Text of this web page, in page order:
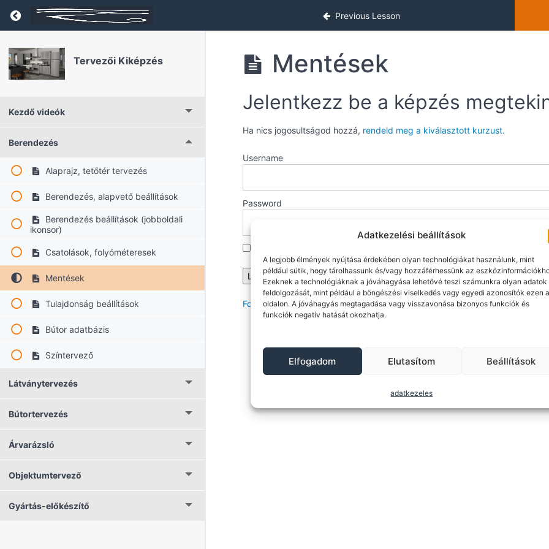
Adatkezelési beállítások
A legjobb élmények nyújtása érdekében olyan technológiákat használunk, mint
például sütik, hogy tárolhassunk és/vagy hozzáférhessünk az
Ezeknek a technológiáknak a jóváhagyása lehetővé teszi számunkra olyan adatok
feldolgozását, mint például a böngészési viselkedés vagy egyedi azonosítók ezen
oldalon. A jóváhagyás megtagadása vagy visszavonása bizonyos funkciók és
funkciók negatív hatását okozhatja.
Elfogadom Elutasítom Beállítások
adatkezeles
Return to course: Tervezői Kiképzés Previous Lesson
Tervezői Kiképzés
Kezdő videók
Berendezés
Alaprajz, tetőtér tervezés
Berendezés, alapvető beállítások
Berendezés beállítások (jobboldali
ikonsor)
Csatolások, folyóméteresek
Mentések
Tulajdonság beállítások
Bútor adatbázis
Színtervező
Látványtervezés
Bútortervezés
Árvarázsló
Objektumtervező
Gyártás-előkészítő
Mentések
Jelentkezz be a képzés
Ha nics jogosultságod hozzá, rendeld meg a kiválasztott kurzust.
Username
Password
Forgot Password